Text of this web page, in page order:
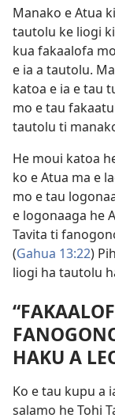
Manako e Atua
tautolu ke liogi
kua fakaalofa
e ia a tautolu.
katoa e ia e tau
mo e tau
tautolu ti
He moui katoa
ko e Atua ma e
mo e tau
e logonaaga he
Tavita ti
(Gahua 13:22)
liogi ha tautolu
HAKU A
Ko e tau kupu a
salamo he Tohi